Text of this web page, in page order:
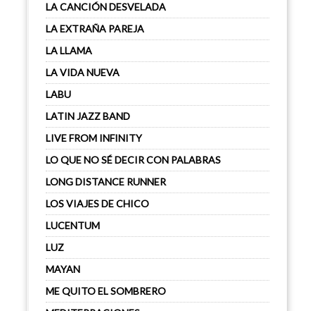
LA CANCIÓN DESVELADA
LA EXTRAÑA PAREJA
LA LLAMA
LA VIDA NUEVA
LABU
LATIN JAZZ BAND
LIVE FROM INFINITY
LO QUE NO SÉ DECIR CON PALABRAS
LONG DISTANCE RUNNER
LOS VIAJES DE CHICO
LUCENTUM
LUZ
MAYAN
ME QUITO EL SOMBRERO